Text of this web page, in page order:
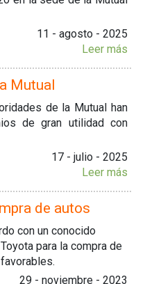
11 - agosto - 2025
Leer más
Mutual
de la Mutual han
de gran utilidad con
17 - julio - 2025
Leer más
de autos
con un conocido
para la compra de
29 - noviembre - 2023